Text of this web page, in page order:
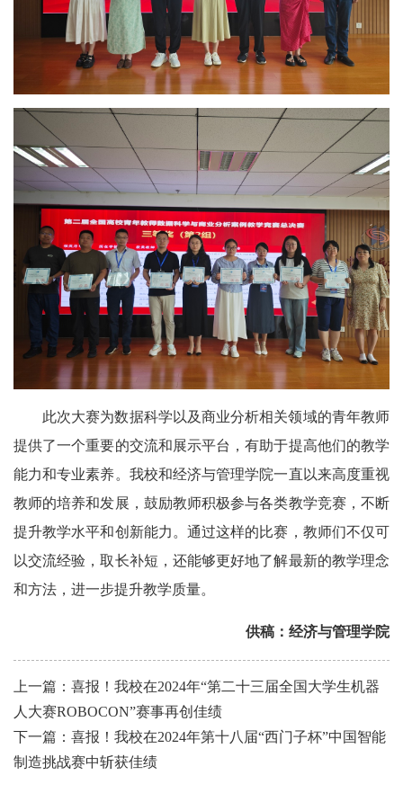
此次大赛为数据科学以及商业分析相关领域的青年教师
提供了一个重要的交流和展示平台，有助于提高他们的教学
能力和专业素养。我校和经济与管理学院一直以来高度重视
教师的培养和发展，鼓励教师积极参与各类教学竞赛，不断
提升教学水平和创新能力。通过这样的比赛，教师们不仅可
以交流经验，取长补短，还能够更好地了解最新的教学理念
和方法，进一步提升教学质量。
供稿：经济与管理学院
上一篇：喜报！我校在2024年“第二十三届全国大学生机器
人大赛ROBOCON”赛事再创佳绩
下一篇：喜报！我校在2024年第十八届“西门子杯”中国智能
制造挑战赛中斩获佳绩